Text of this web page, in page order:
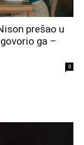
prešao u
ga –
0